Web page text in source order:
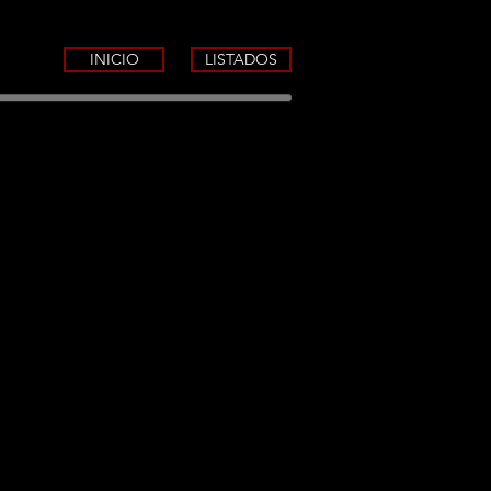
INICIO LISTADOS